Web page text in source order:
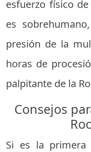
esfuerzo físico
es
presión de la
horas de
palpitante de la
Consejos
Si es la primera